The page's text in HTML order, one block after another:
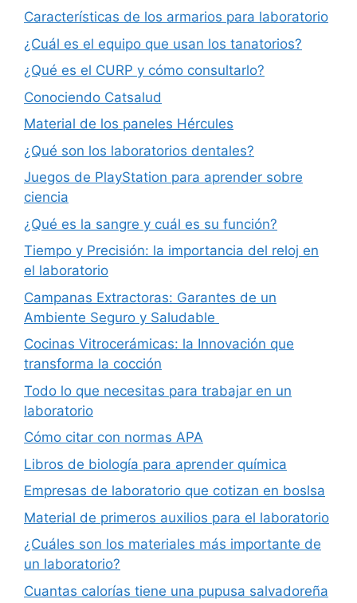
Características de los armarios para laboratorio
¿Cuál es el equipo que usan los tanatorios?
¿Qué es el CURP y cómo consultarlo?
Conociendo Catsalud
Material de los paneles Hércules
¿Qué son los laboratorios dentales?
Juegos de PlayStation para aprender sobre
ciencia
¿Qué es la sangre y cuál es su función?
Tiempo y Precisión: la importancia del reloj en
el laboratorio
Campanas Extractoras: Garantes de un
Ambiente Seguro y Saludable
Cocinas Vitrocerámicas: la Innovación que
transforma la cocción
Todo lo que necesitas para trabajar en un
laboratorio
Cómo citar con normas APA
Libros de biología para aprender química
Empresas de laboratorio que cotizan en boslsa
Material de primeros auxilios para el laboratorio
¿Cuáles son los materiales más importante de
un laboratorio?
Cuantas calorías tiene una pupusa salvadoreña